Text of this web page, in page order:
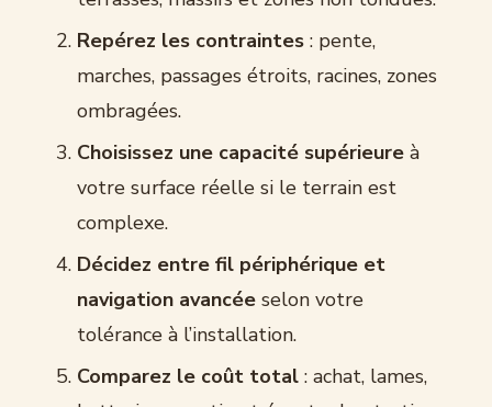
Repérez les contraintes : pente,
marches, passages étroits, racines, zones
ombragées.
Choisissez une capacité supérieure à
votre surface réelle si le terrain est
complexe.
Décidez entre fil périphérique et
navigation avancée selon votre
tolérance à l’installation.
Comparez le coût total : achat, lames,